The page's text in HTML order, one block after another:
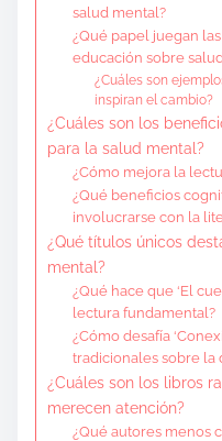
salud mental?
¿Qué papel juegan
educación sobre
¿Cuáles son
inspiran el cambio?
¿Cuáles son los
para la salud mental?
¿Cómo mejora la
¿Qué beneficios
involucrarse con la
¿Qué títulos únicos
mental?
¿Qué hace que ‘El
lectura fundamental?
¿Cómo desafía
tradicionales sobre la
¿Cuáles son los libros
merecen atención?
¿Qué autores menos